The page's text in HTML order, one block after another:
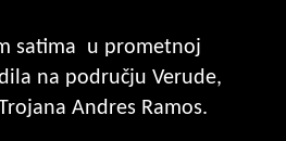
satima u prometnoj
na području Verude,
Andres Ramos.